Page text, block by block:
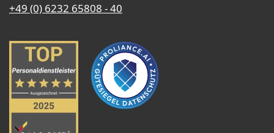
+49 (0) 6232 65808 - 40